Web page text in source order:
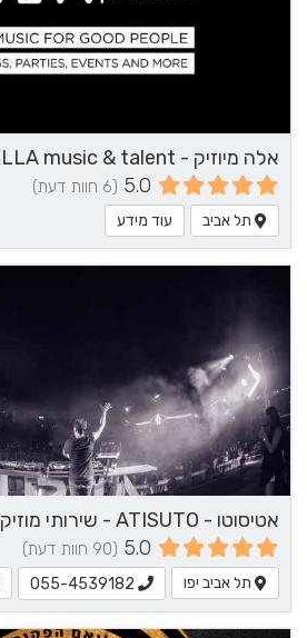
5.0 (6 חוות דעת)
תל אביב עוד מידע
אטיסוטו - ATISUTO - שירותי מוזיקה
5.0 (90 חוות דעת)
תל אביב יפו 055-4539182